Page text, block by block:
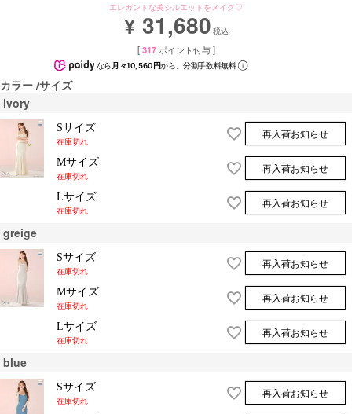
エレガントな美シルエットをメイク♡
¥ 31,680 税込
[ 317 ポイント付与 ]
なら 月々10,560円から。分割手数料無料
カラー サイズ
ivory
Sサイズ
在庫切れ
再入荷お知らせ
Mサイズ
在庫切れ
再入荷お知らせ
Lサイズ
在庫切れ
再入荷お知らせ
greige
Sサイズ
在庫切れ
再入荷お知らせ
Mサイズ
在庫切れ
再入荷お知らせ
Lサイズ
在庫切れ
再入荷お知らせ
blue
Sサイズ
在庫切れ
再入荷お知らせ